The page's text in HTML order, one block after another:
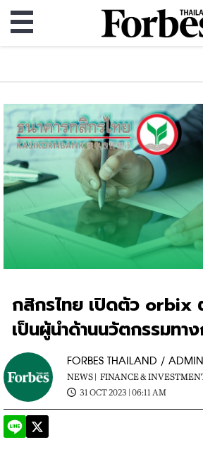
กสิกรไทย เปิดตัว orbix
เป็นผู้นำด้านนวัตกรรมทาง
FORBES THAILAND / ADMIN
NEWS | FINANCE &
31 OCT 2023 | 06:11 AM